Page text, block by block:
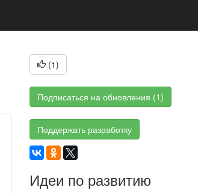
(1)
Подписаться на обновления (1)
Поддержать разработку
Идеи по развитию